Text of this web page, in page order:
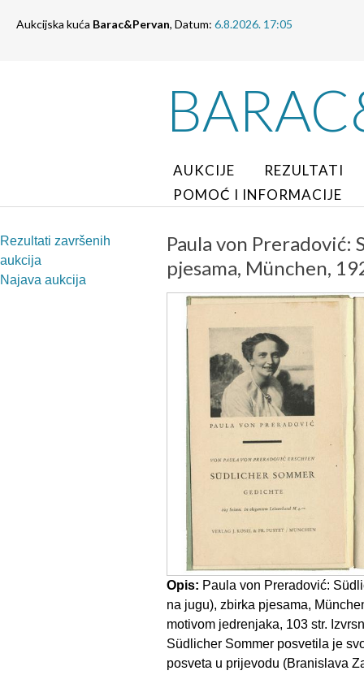
Aukcijska kuća Barac&Pervan, Datum: 6.8.2026. 17:05
AUKCIJE
REZULTATI
POMOĆ I INFORMACIJE
Rezultati završenih
aukcija
Najava aukcija
Paula von Preradović:
pjesama, München,
Opis: Paula von Preradović:
na jugu), zbirka pjesama,
motivom jedrenjaka, 103 str.
Südlicher Sommer posvetila je
posveta u prijevodu (Branislava